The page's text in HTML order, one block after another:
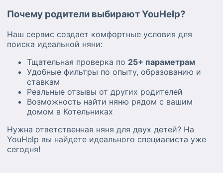
Почему родители выбирают YouHelp?
Наш сервис создает комфортные условия для
поиска идеальной няни:
Тщательная проверка по 25+ параметрам
Удобные фильтры по опыту, образованию и
ставкам
Реальные отзывы от других родителей
Возможность найти няню рядом с вашим
домом в Котельниках
Нужна ответственная няня для двух детей? На
YouHelp вы найдете идеального специалиста уже
сегодня!